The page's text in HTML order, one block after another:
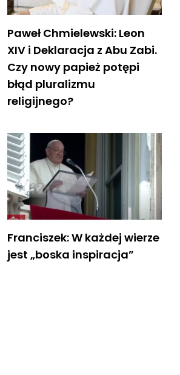
Paweł Chmielewski: Leon
XIV i Deklaracja z Abu Zabi.
Czy nowy papież potępi
błąd pluralizmu
religijnego?
Franciszek: W każdej wierze
jest „boska inspiracja”